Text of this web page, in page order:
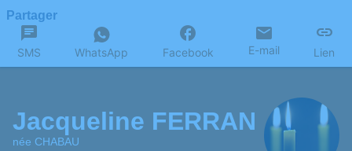
Partager
SMS WhatsApp Facebook E-mail Lien
Jacqueline FERRAN
née CHABAU